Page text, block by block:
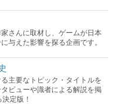
さんに取材し、ゲームが日本
与えた影響を探る企画です。
主要なトピック・タイトルを
ビューや識者による解説を掲
定版！